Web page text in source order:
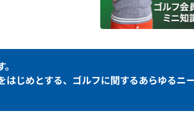
じめとする、ゴルフに関するあらゆるニ